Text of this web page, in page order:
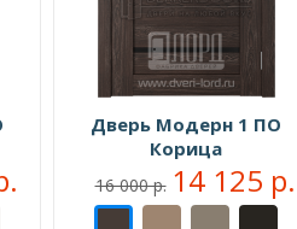
Дверь Модерн 1 ПО
Корица
16 000 р. 14 125 р.